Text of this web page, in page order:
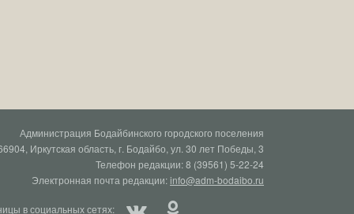
Администрация Бодайбинского городского поселения
Иркутская область, г. Бодайбо, ул. 30 лет Победы, 3
Телефон редакции: 8 (39561) 5-22-24
Электронная почта редакции:info@adm-bodaibo.ru
в социальных сетях: